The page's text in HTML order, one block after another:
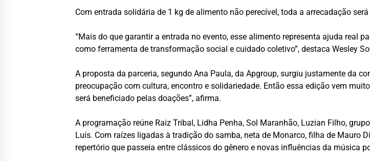
Com entrada solidária de 1 kg de alimento não perecível, toda a arrecadação
“Mais do que garantir a entrada no evento, esse alimento representa ajuda real
como ferramenta de transformação social e cuidado coletivo”, destaca Wesley
A proposta da parceria, segundo Ana Paula, da Apgroup, surgiu justamente da
preocupação com cultura, encontro e solidariedade. Então essa edição vem
será beneficiado pelas doações”, afirma.
A programação reúne Raiz Tribal, Lidha Penha, Sol Maranhão, Luzian Filho,
Luís. Com raízes ligadas à tradição do samba, neta de Monarco, filha de Mauro
repertório que passeia entre clássicos do gênero e novas influências da música